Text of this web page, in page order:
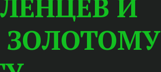
И
ЗОЛОТОМУ